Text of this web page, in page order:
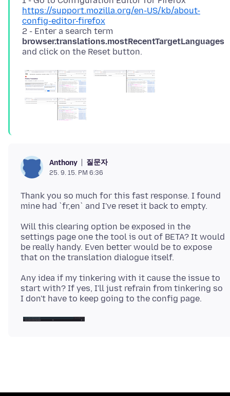
https://support.mozilla.org/en-US/kb/about-
config-editor-firefox
2 - Enter a search term
browser.translations.mostRecentTargetLanguages
Anthony 질문자
25. 9. 15. PM 6:36
Thank you so much for this fast response. I found
Will this clearing option be exposed in the
settings page one the tool is out of BETA? It would
be really handy. Even better would be to expose
Any idea if my tinkering with it cause the issue to
start with? If yes, I'll just refrain from tinkering so